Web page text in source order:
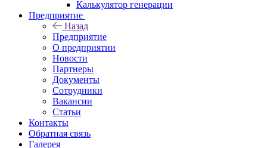
Калькулятор генерации
Предприятие
Назад
Предприятие
О предприятии
Новости
Партнеры
Документы
Сотрудники
Вакансии
Статьи
Контакты
Обратная связь
Галерея